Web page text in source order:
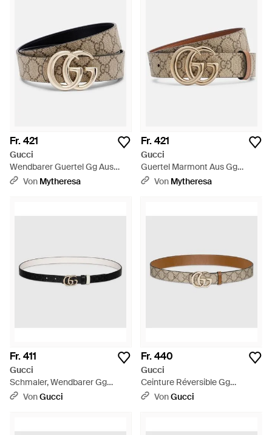
Fr. 421
Gucci
Wendbarer Guertel Gg Aus
Leder - Schwarz
Von Mytheresa
Fr. 421
Gucci
Guertel Marmont Aus Gg
Canvas - Natur
Von Mytheresa
Fr. 411
Gucci
Schmaler, Wendbarer Gg
Marmont Gürtel, Größe 100 -
VonGucci
Fr. 440
Gucci
Ceinture Réversible Gg
Marmont, Taille 100 - Braun
VonGucci